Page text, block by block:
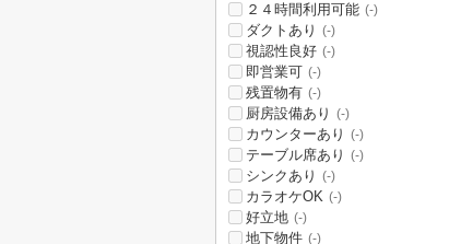
２４時間利用可能 (-)
ダクトあり (-)
視認性良好 (-)
即営業可 (-)
残置物有 (-)
厨房設備あり (-)
カウンターあり (-)
テーブル席あり (-)
シンクあり (-)
カラオケOK (-)
好立地 (-)
地下物件 (-)